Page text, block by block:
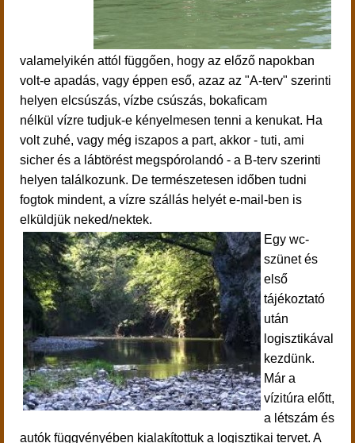
valamelyikén attól függően, hogy az előző napokban
volt-e apadás, vagy éppen eső, azaz az "A-terv" szerinti
helyen elcsúszás, vízbe csúszás, bokaficam
nélkül vízre tudjuk-e kényelmesen tenni a kenukat. Ha
volt zuhé, vagy még iszapos a part, akkor - tuti, ami
sicher és a lábtörést megspórolandó - a B-terv szerinti
helyen találkozunk. De természetesen időben tudni
fogtok mindent, a vízre szállás helyét e-mail-ben is
elküldjük neked/nektek.
Egy wc-
szünet és
első
tájékoztató
után
logisztikával
kezdünk.
Már a
vízitúra előtt,
a létszám és
autók függvényében kialakítottuk a logisztikai tervet. A